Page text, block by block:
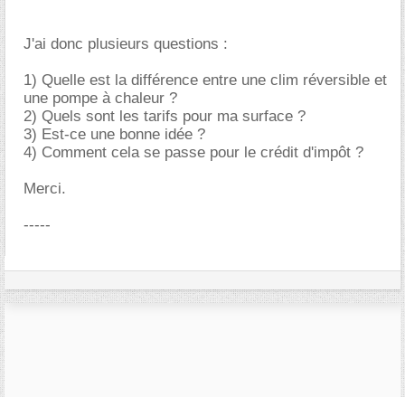
J'ai donc plusieurs questions :
1) Quelle est la différence entre une clim réversible et
une pompe à chaleur ?
2) Quels sont les tarifs pour ma surface ?
3) Est-ce une bonne idée ?
4) Comment cela se passe pour le crédit d'impôt ?
Merci.
-----